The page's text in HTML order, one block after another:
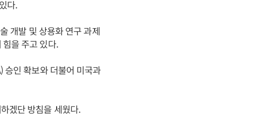
다.
개발 및 상용화 연구 과제
을 주고 있다.
승인 확보와 더불어 미국과
겠단 방침을 세웠다.